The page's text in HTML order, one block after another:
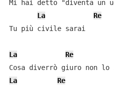
Mi hai detto "diventa un
La
Re
Tu più civile sarai
La Re
La
Re